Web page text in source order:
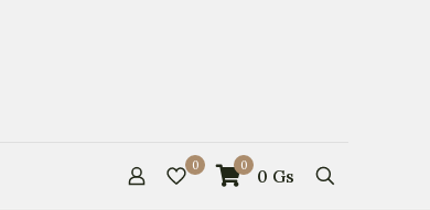
0 0 0 Gs